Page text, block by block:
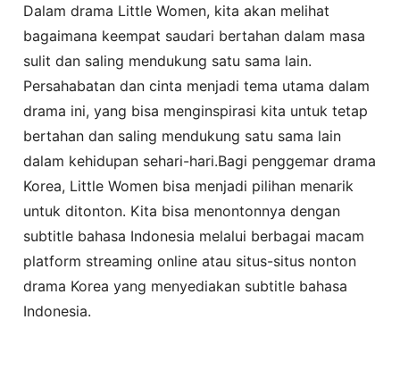
Dalam drama Little Women, kita akan melihat
bagaimana keempat saudari bertahan dalam masa
sulit dan saling mendukung satu sama lain.
Persahabatan dan cinta menjadi tema utama dalam
drama ini, yang bisa menginspirasi kita untuk tetap
bertahan dan saling mendukung satu sama lain
dalam kehidupan sehari-hari.Bagi penggemar drama
Korea, Little Women bisa menjadi pilihan menarik
untuk ditonton. Kita bisa menontonnya dengan
subtitle bahasa Indonesia melalui berbagai macam
platform streaming online atau situs-situs nonton
drama Korea yang menyediakan subtitle bahasa
Indonesia.